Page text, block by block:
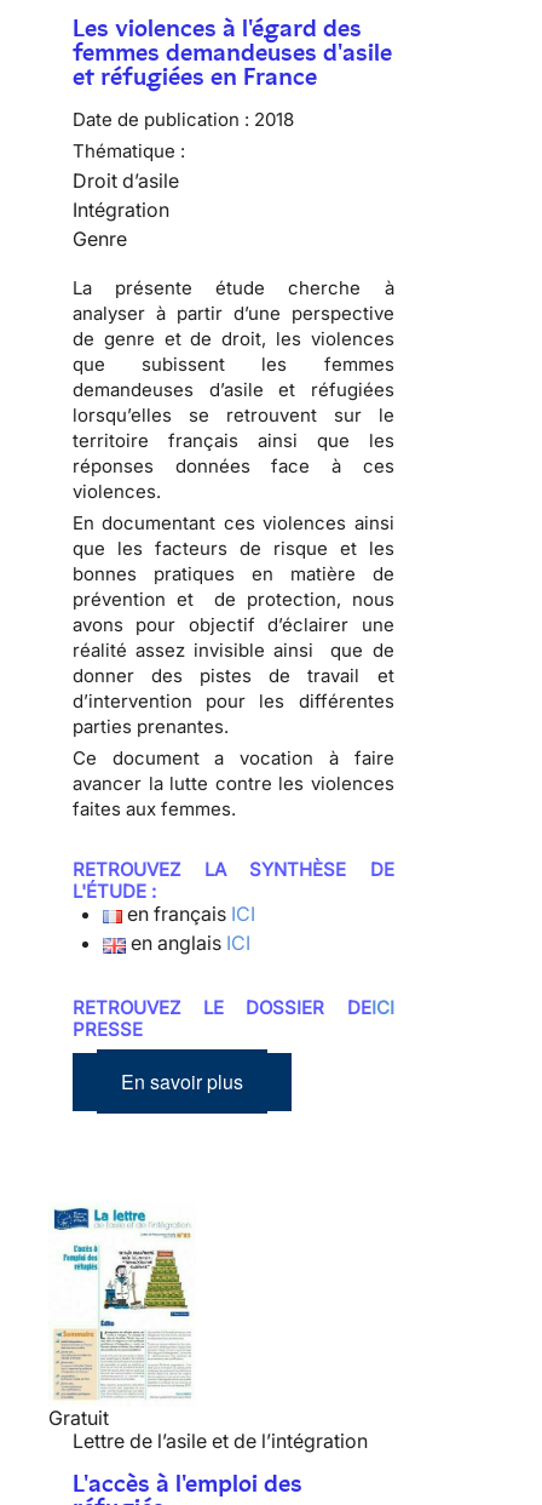
Les violences à l'égard des
femmes demandeuses d'asile
et réfugiées en France
Date de publication : 2018
Thématique :
Droit d’asile
Intégration
Genre
La présente étude cherche à
analyser à partir d’une perspective
de genre et de droit, les violences
que subissent les femmes
demandeuses d’asile et réfugiées
lorsqu’elles se retrouvent sur le
territoire français ainsi que les
réponses données face à ces
violences.
En documentant ces violences ainsi
que les facteurs de risque et les
bonnes pratiques en matière de
prévention et de protection, nous
avons pour objectif d’éclairer une
réalité assez invisible ainsi que de
donner des pistes de travail et
d’intervention pour les différentes
parties prenantes.
Ce document a vocation à faire
avancer la lutte contre les violences
faites aux femmes.
RETROUVEZ LA SYNTHÈSE DE
L'ÉTUDE :
en français ICI
en anglais ICI
RETROUVEZ LE DOSSIER DE
PRESSE
ICI
En savoir plus
Gratuit
Lettre de l’asile et de l’intégration
L'accès à l'emploi des